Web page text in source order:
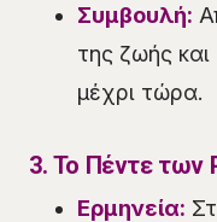
Συμβουλή:
της ζωής και
μέχρι τώρα.
3. Το Πέντε των
Ερμηνεία: